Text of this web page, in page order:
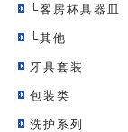
└客房杯具器皿
└其他
牙具套装
包装类
洗护系列